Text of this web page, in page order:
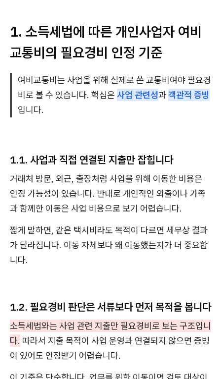
1. 소득세법에 따른 개인사업자 여비
교통비의 필요경비 인정 기준
여비교통비는 사업을 위해 실제로 쓴 교통비여야 필요경
비로 볼 수 있습니다. 핵심은 사업 관련성과객관적 증빙
입니다.
1.1. 사업과 직접 연결된 지출만 잡힙니다
거래처 방문, 외근, 출장처럼 사업을 위해 이동한 비용은
인정 가능성이 있습니다. 반대로 개인적인 외출이나 가족
과 함께한 이동은 사업 비용으로 보기 어렵습니다.
짧게 말하면, 같은 택시비라도 목적이 다르면 세무상 결과
가 달라집니다. 이동 자체보다왜 이동했는지가 더 중요합
니다.
1.2. 필요경비 판단은 서류보다 먼저 목적을 봅니다
소득세법와는 사업 관련 지출만 필요경비로 보는 구조입니
다. 따라서 지출 목적이 사업 운영과 연결되지 않으면 증빙
이 있어도 인정받기 어렵습니다.